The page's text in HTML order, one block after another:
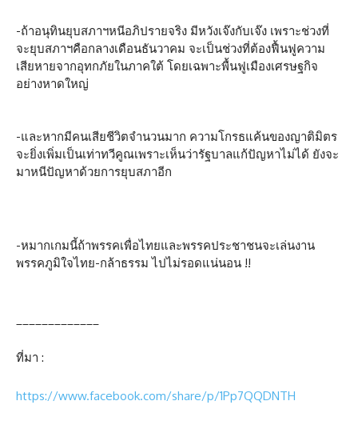
-ถ้าอนุทินยุบสภาฯหนีอภิปรายจริง มีหวังเจ๊งกับเจ๊ง เพราะช่วงที่
จะยุบสภาฯคือกลางเดือนธันวาคม จะเป็นช่วงที่ต้องฟื้นฟูความ
เสียหายจากอุทกภัยในภาคใต้ โดยเฉพาะพื้นฟูเมืองเศรษฐกิจ
อย่างหาดใหญ่
-และหากมีคนเสียชีวิตจำนวนมาก ความโกรธแค้นของญาติมิตร
จะยิ่งเพิ่มเป็นเท่าทวีคูณเพราะเห็นว่ารัฐบาลแก้ปัญหาไม่ได้ ยังจะ
มาหนีปัญหาด้วยการยุบสภาอีก
-หมากเกมนี้ถ้าพรรคเพื่อไทยและพรรคประชาชนจะเล่นงาน
พรรคภูมิใจไทย-กล้าธรรม ไปไม่รอดแน่นอน !!
ที่มา :
https://www.facebook.com/share/p/1Pp7QQDNTH